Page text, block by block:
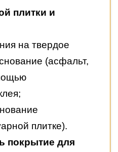
плитки и
на твердое
(асфальт,
плитке).
покрытие для